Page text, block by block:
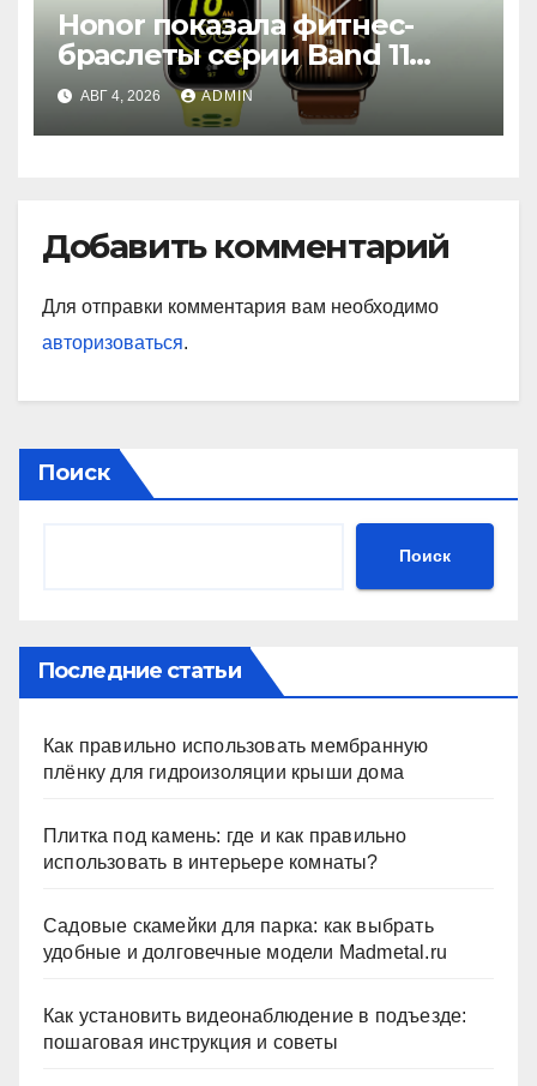
Honor показала фитнес-
браслеты серии Band 11
с GPS и автономностью до
26 дней
АВГ 4, 2026 ADMIN
Добавить комментарий
Для отправки комментария вам необходимо
авторизоваться.
Поиск
Поиск
Последние статьи
Как правильно использовать мембранную
плёнку для гидроизоляции крыши дома
Плитка под камень: где и как правильно
использовать в интерьере комнаты?
Садовые скамейки для парка: как выбрать
удобные и долговечные модели Madmetal.ru
Как установить видеонаблюдение в подъезде:
пошаговая инструкция и советы